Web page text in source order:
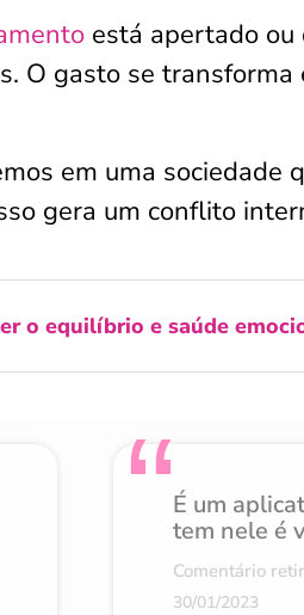
está apertado ou
O gasto se
em uma sociedade
gera um conflito
o equilíbrio e saúde
É um
tem nele é
Comentário
30/01/2023